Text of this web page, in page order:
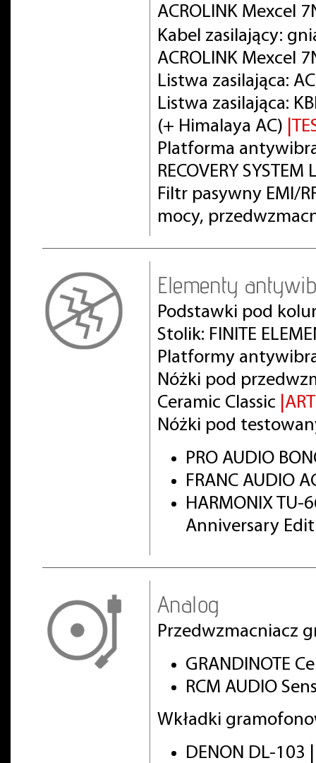
ACROLINK Mexcel
Kabel zasilający:
ACROLINK Mexcel
Listwa zasilająca:
Listwa zasilająca:
(+ Himalaya AC)
Platforma
RECOVERY
Filtr pasywny EMI/
mocy,
Elementy
Podstawki pod
Stolik: FINITE
Platformy
Nóżki pod
Ceramic Classic
Nóżki pod
PRO AUDIO
FRANC AUDIO
HARMONIX TU-
Anniversary
Analog
Przedwzmacniacz
GRANDINOTE
RCM AUDIO
Wkładki
DENON DL-103